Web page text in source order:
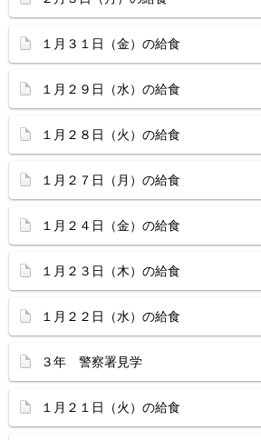
１月３１日（金）の給食
１月２９日（水）の給食
１月２８日（火）の給食
１月２７日（月）の給食
１月２４日（金）の給食
１月２３日（木）の給食
１月２２日（水）の給食
３年 警察署見学
１月２１日（火）の給食